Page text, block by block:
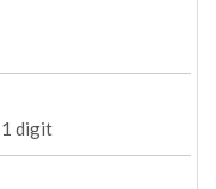
1 digit